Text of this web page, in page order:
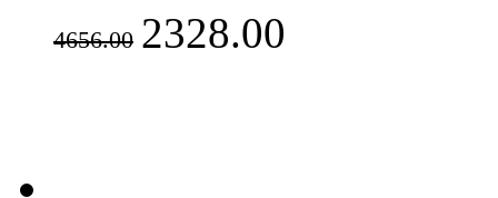
4656.00 2328.00